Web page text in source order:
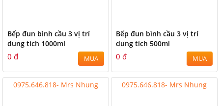
Bếp đun bình cầu 3 vị trí
dung tích 1000ml
0 đ MUA
Bếp đun bình cầu 3 vị trí
dung tích 500ml
0 đ MUA
0975.646.818- Mrs Nhung 0975.646.818- Mrs Nhung